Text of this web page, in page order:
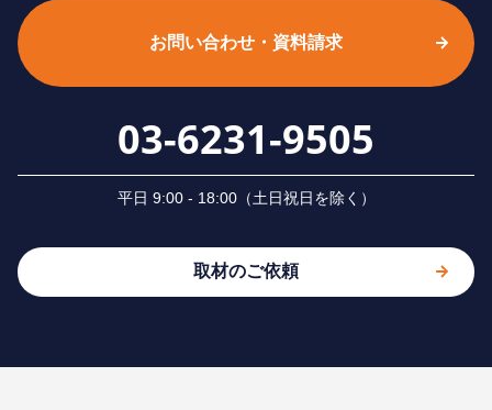
お問い合わせ・資料請求
03-6231-9505
平⽇ 9:00 - 18:00（⼟⽇祝⽇を除く）
取材のご依頼